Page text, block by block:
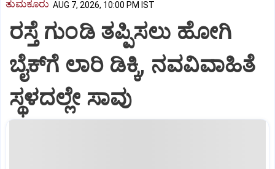
ತುಮಕೂರು AUG 7, 2026, 10:00 PM IST
ರಸ್ತೆ ಗುಂಡಿ ತಪ್ಪಿಸಲು ಹೋಗಿ
ಬೈಕ್‌ಗೆ ಲಾರಿ ಡಿಕ್ಕಿ, ನವವಿವಾಹಿತೆ
ಸ್ಥಳದಲ್ಲೇ ಸಾವು